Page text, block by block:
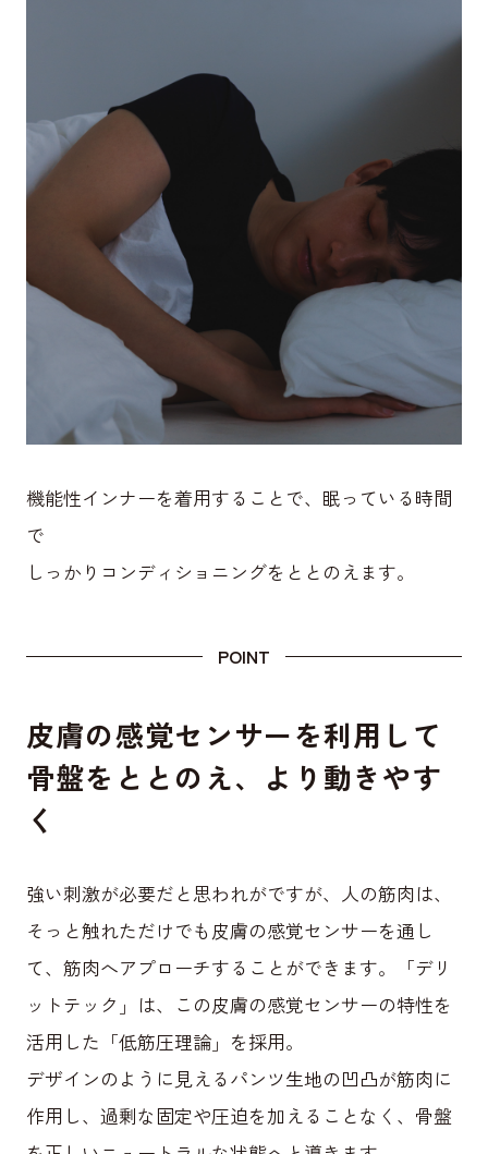
機能性インナーを着用することで、眠っている時間
で
しっかりコンディショニングをととのえます。
POINT
皮膚の感覚センサーを利用して
骨盤をととのえ、より動きやす
く
強い刺激が必要だと思われがですが、人の筋肉は、
そっと触れただけでも皮膚の感覚センサーを通し
て、筋肉へアプローチすることができます。「デリ
ットテック」は、この皮膚の感覚センサーの特性を
活用した「低筋圧理論」を採用。
デザインのように見えるパンツ生地の凹凸が筋肉に
作用し、過剰な固定や圧迫を加えることなく、骨盤